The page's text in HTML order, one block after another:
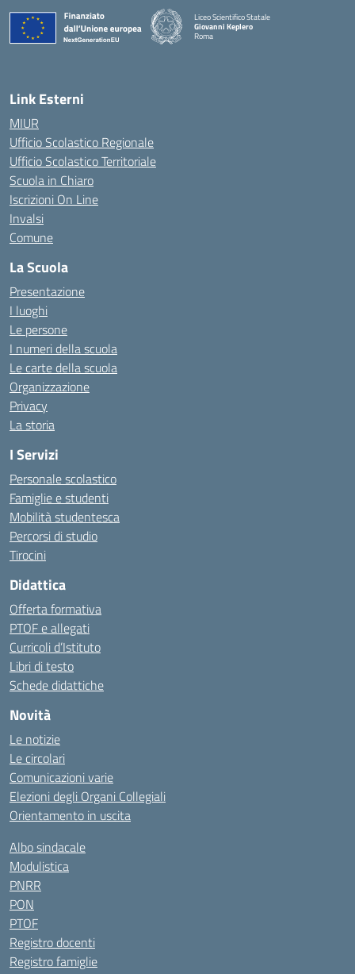
Liceo Scientifico Statale
Giovanni Keplero
Roma
Link Esterni
MIUR
Ufficio Scolastico Regionale
Ufficio Scolastico Territoriale
Scuola in Chiaro
Iscrizioni On Line
Invalsi
Comune
La Scuola
Presentazione
I luoghi
Le persone
I numeri della scuola
Le carte della scuola
Organizzazione
Privacy
La storia
I Servizi
Personale scolastico
Famiglie e studenti
Mobilità studentesca
Percorsi di studio
Tirocini
Didattica
Offerta formativa
PTOF e allegati
Curricoli d’Istituto
Libri di testo
Schede didattiche
Novità
Le notizie
Le circolari
Comunicazioni varie
Elezioni degli Organi Collegiali
Orientamento in uscita
Albo sindacale
Modulistica
PNRR
PON
PTOF
Registro docenti
Registro famiglie